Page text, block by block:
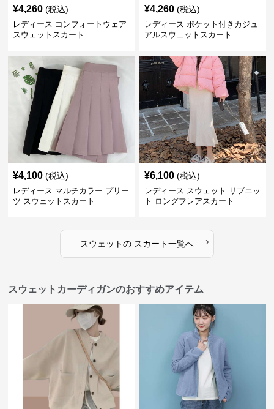
¥4,260 (税込)
レディース コンフォートウェア
スウェットスカート
¥4,260 (税込)
レディース ポケット付きカジュ
アルスウェットスカート
¥4,100 (税込)
レディース マルチカラー プリー
ツ スウェットスカート
¥6,100 (税込)
レディース スウェット リブニッ
ト ロングフレアスカート
スウェットのスカート一覧へ ›
スウェットカーディガンのおすすめアイテム